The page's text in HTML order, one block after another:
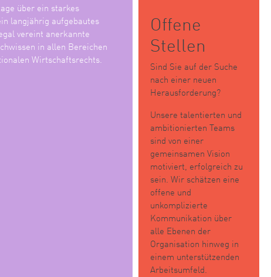
über ein starkes
langjährig aufgebautes
vereint anerkannte
in allen Bereichen
Wirtschaftsrechts.
Offene
Stellen
Sind Sie auf der Suche
nach einer neuen
Herausforderung?
Unsere talentierten und
ambitionierten Teams
sind von einer
gemeinsamen Vision
motiviert, erfolgreich zu
sein. Wir schätzen eine
offene und
unkomplizierte
Kommunikation über
alle Ebenen der
Organisation hinweg in
einem unterstützenden
Arbeitsumfeld.